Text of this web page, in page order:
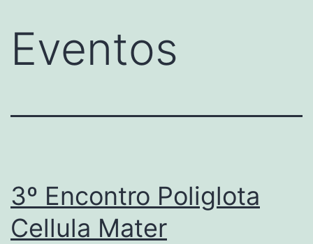
Eventos
3º Encontro Poliglota
Cellula Mater